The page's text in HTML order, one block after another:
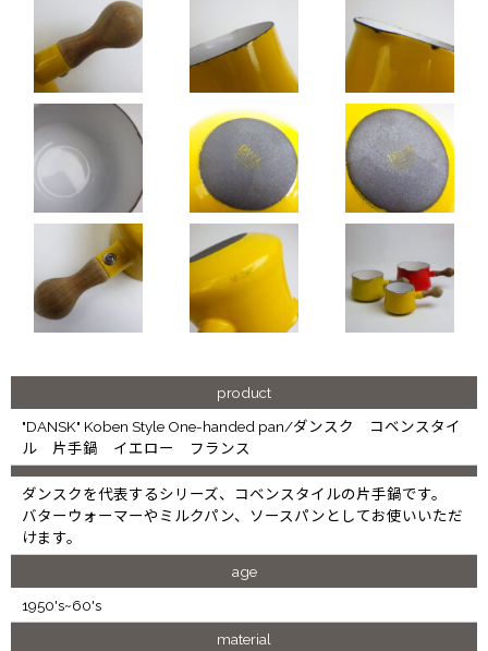
product
"DANSK" Koben Style One-handed pan/ダンスク コベンスタイ
ル 片手鍋 イエロー フランス
ダンスクを代表するシリーズ、コベンスタイルの片手鍋です。
バターウォーマーやミルクパン、ソースパンとしてお使いいただ
けます。
age
1950's~60's
material